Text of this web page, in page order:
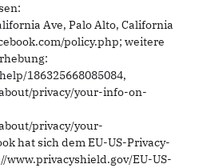
Ave, Palo Alto, California
policy.php; weitere
186325668085084,
privacy/your-info-on-
privacy/your-
hat sich dem EU-US-Privacy-
EU-US-